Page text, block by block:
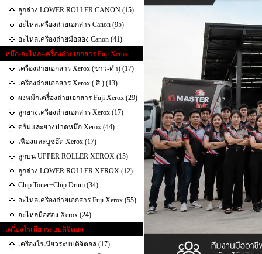
ลูกล่าง LOWER ROLLER CANON (15)
อะไหล่เครื่องถ่ายเอกสาร Canon (95)
อะไหล่เครื่องถ่ายมือสอง Canon (41)
หมึก-อะไหล่-เครื่องถ่ายเอกสาร Fuji Xerox
เครื่องถ่ายเอกสาร Xerox (ขาว-ดำ) (17)
เครื่องถ่ายเอกสาร Xerox ( สี ) (13)
ผงหมึกเครื่องถ่ายเอกสาร Fuji Xerox (29)
ลูกยางเครื่องถ่ายเอกสาร Xerox (17)
ดรัมและยางปาดหมึก Xerox (44)
เฟืองและบูชฮ๊ต Xerox (17)
ลูกบน UPPER ROLLER XEROX (15)
ลูกล่าง LOWER ROLLER XEROX (12)
Chip Toner+Chip Drum (34)
อะไหล่เครื่องถ่ายเอกสาร Fuji Xerox (55)
อะไหล่มือสอง Xerox (24)
เครื่องโรเนียวระบบดิจิตอล
เครื่องโรเนียวระบบดิจิตอล (17)